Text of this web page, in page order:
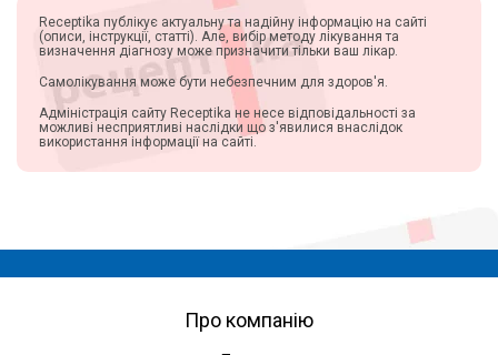
Receptika публікує актуальну та надійну інформацію на сайті
(описи, інструкції, статті). Але, вибір методу лікування та
визначення діагнозу може призначити тільки ваш лікар.
Самолікування може бути небезпечним для здоров'я.
Адміністрація сайту Receptika не несе відповідальності за
можливі несприятливі наслідки що з'явилися внаслідок
використання інформації на сайті.
Про компанію